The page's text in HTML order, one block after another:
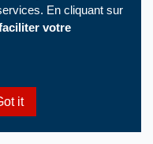
En cliquant sur
votre
it